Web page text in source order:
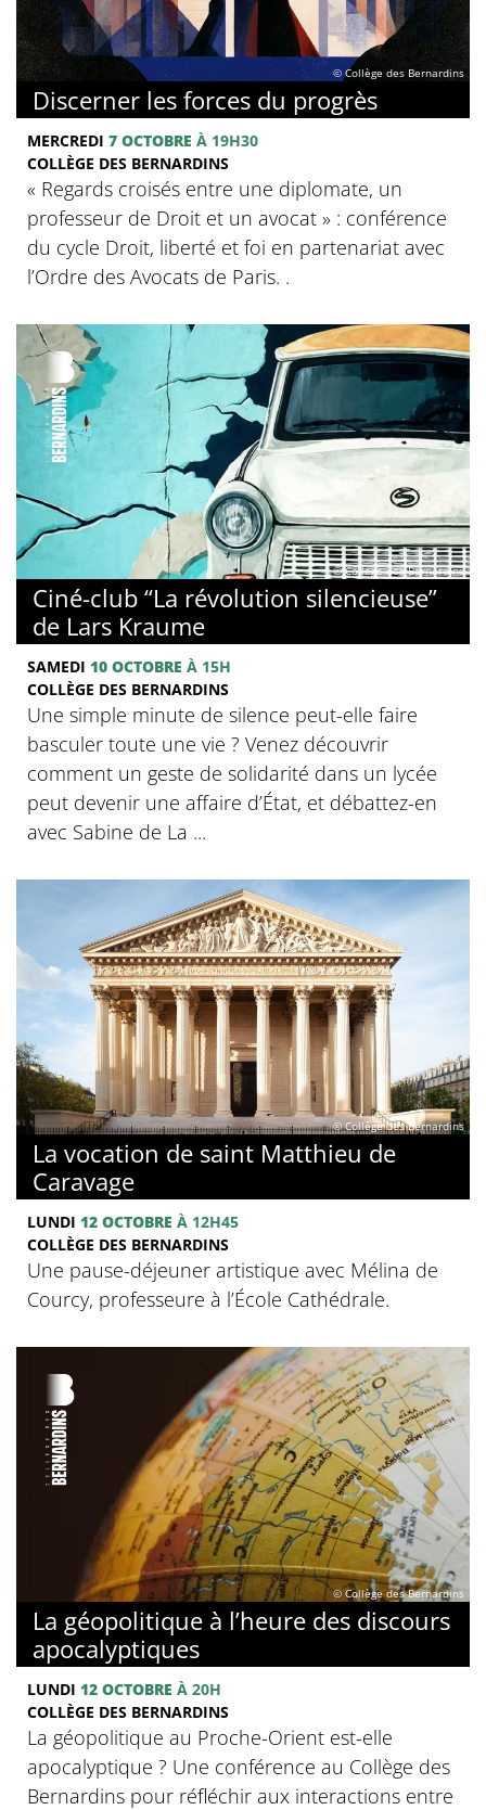
© Collège des Bernardins
Discerner les forces du progrès
MERCREDI 7 OCTOBRE À 19H30
COLLÈGE DES BERNARDINS
‍« Regards croisés entre une diplomate, un
professeur de Droit et un avocat » : conférence
du cycle Droit, liberté et foi en partenariat avec
l’Ordre des Avocats de Paris. .
© Collège des Bernardins
Ciné-club “La révolution silencieuse”
de Lars Kraume
SAMEDI 10 OCTOBRE À 15H
COLLÈGE DES BERNARDINS
Une simple minute de silence peut-elle faire
basculer toute une vie ? Venez découvrir
comment un geste de solidarité dans un lycée
peut devenir une affaire d’État, et débattez-en
avec Sabine de La ...
© Collège des Bernardins
La vocation de saint Matthieu de
Caravage
LUNDI 12 OCTOBRE À 12H45
COLLÈGE DES BERNARDINS
Une pause-déjeuner artistique avec Mélina de
Courcy, professeure à l’École Cathédrale.
© Collège des Bernardins
La géopolitique à l’heure des discours
apocalyptiques
LUNDI 12 OCTOBRE À 20H
COLLÈGE DES BERNARDINS
La géopolitique au Proche-Orient est-elle
apocalyptique ? Une conférence au Collège des
Bernardins pour réfléchir aux interactions entre